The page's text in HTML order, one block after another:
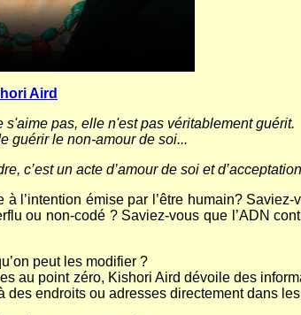
Aird
pas, elle n'est pas véritablement guérit.
guérir le non-amour de soi...
c’est un acte d’amour de soi et
émise par l’être humain?
ou non-codé ? Saviez-vous que l’ADN
peut les modifier ?
au point zéro, Kishori Aird dévoile des
des endroits ou adresses directement dans